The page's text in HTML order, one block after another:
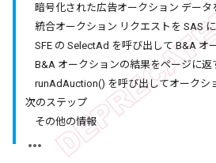
暗号化された広告オークション データ
統合オークション リクエストを SAS
SFE の SelectAd を呼び出して B&A オ
B&A オークションの結果をページに返
runAdAuction() を呼び出してオークシ
次のステップ
その他の情報